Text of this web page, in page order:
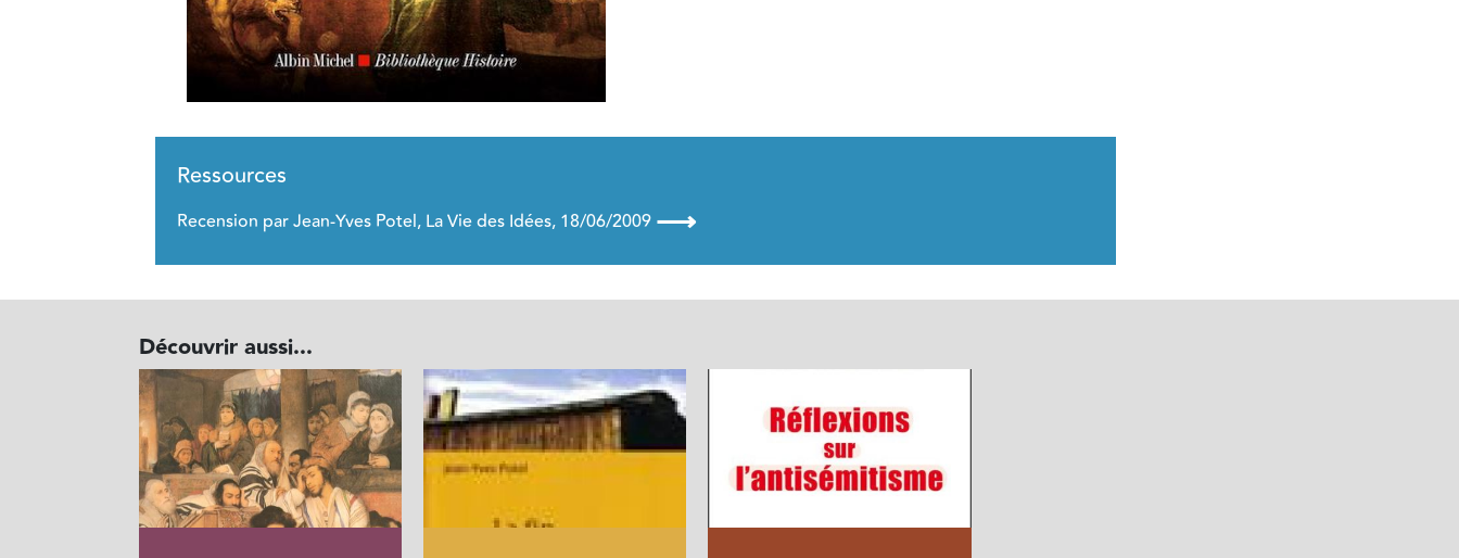
Ressources
Recension par Jean-Yves Potel, La Vie des Idées, 18/06/2009 ⟶
Découvrir aussi...